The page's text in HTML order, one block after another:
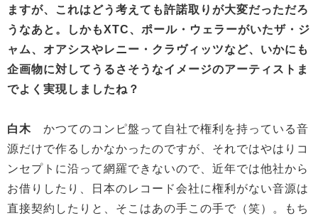
ますが、これはどう考えても許諾取りが大変だっただろ
うなあと。しかもXTC、ポール・ウェラーがいたザ・ジ
ャム、オアシスやレニー・クラヴィッツなど、いかにも
企画物に対してうるさそうなイメージのアーティストま
でよく実現しましたね？
白木 かつてのコンピ盤って自社で権利を持っている音
源だけで作るしかなかったのですが、それではやはりコ
ンセプトに沿って網羅できないので、近年では他社から
お借りしたり、日本のレコード会社に権利がない音源は
直接契約したりと、そこはあの手この手で（笑）。もち